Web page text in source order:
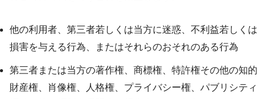
他の利用者、第三者若しくは当方に迷惑、不利益若しくは
損害を与える行為、またはそれらのおそれのある行為
第三者または当方の著作権、商標権、特許権その他の知的
財産権、肖像権、人格権、プライバシー権、パブリシティ